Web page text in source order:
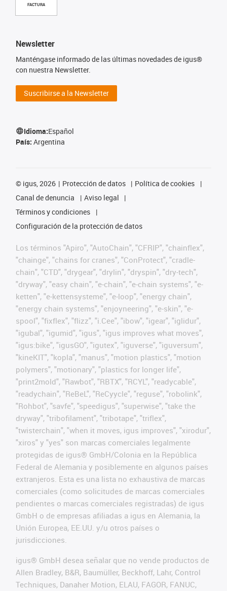
FACTURA
Newsletter
Manténgase informado de las últimas novedades de igus®
con nuestra Newsletter.
Suscribirse a la Newsletter
Idioma:Español
País: Argentina
© igus, 2026 Protección de datos
Política de cookies
Canal de denuncia
Aviso legal
Términos y condiciones
Configuración de la protección de datos
Los términos "Apiro", "AutoChain", "CFRIP", "chainflex",
"chainge", "chains for cranes", "ConProtect", "cradle-
chain", "CTD", "drygear", "drylin", "dryspin", "dry-tech",
"dryway", "easy chain", "e-chain", "e-chain systems", "e-
ketten", "e-kettensysteme", "e-loop", "energy chain",
"energy chain systems", "enjoyneering", "e-skin", "e-
spool", "fixflex", "flizz", "i.Cee", "ibow", "igear", "iglidur",
"igubal", "igumid", "igus", "igus improves what moves",
"igus:bike", "igusGO", "igutex", "iguverse", "iguversum",
"kineKIT", "kopla", "manus", "motion plastics", "motion
polymers", "motionary", "plastics for longer life",
"print2mold", "Rawbot", "RBTX", "RCYL", "readycable",
"readychain", "ReBeL", "ReCyycle", "reguse", "robolink",
"Rohbot", "savfe", "speedigus", "superwise", "take the
dryway", "tribofilament", "tribotape", "triflex",
"twisterchain", "when it moves, igus improves", "xirodur",
"xiros" y "yes" son marcas comerciales legalmente
protegidas de igus® GmbH/Colonia en la República
Federal de Alemania y posiblemente en algunos países
extranjeros. Esta es una lista no exhaustiva de marcas
comerciales (como solicitudes de marcas comerciales
pendientes o marcas comerciales registradas) de igus
GmbH o de empresas afiliadas a igus en Alemania, la
Unión Europea, EE.UU. y/u otros países o
jurisdicciones.
igus® GmbH desea señalar que no vende productos de
Allen Bradley, B&R, Baumüller, Beckhoff, Lahr, Control
Techniques, Danaher Motion, ELAU, FAGOR, FANUC,